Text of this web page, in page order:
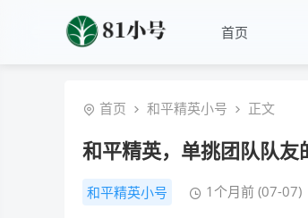
首页
首页 和平精英小号 正文
和平精英，单挑团队队
和平精英小号 1个月前 (07-07)